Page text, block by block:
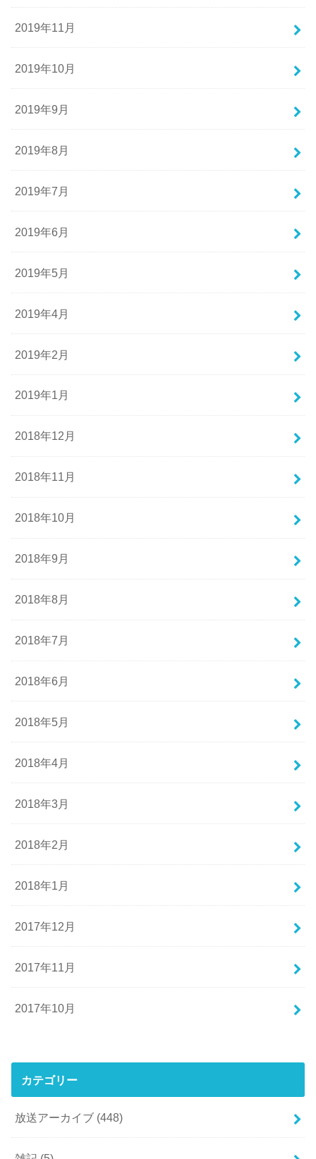
2019年11月
2019年10月
2019年9月
2019年8月
2019年7月
2019年6月
2019年5月
2019年4月
2019年2月
2019年1月
2018年12月
2018年11月
2018年10月
2018年9月
2018年8月
2018年7月
2018年6月
2018年5月
2018年4月
2018年3月
2018年2月
2018年1月
2017年12月
2017年11月
2017年10月
カテゴリー
放送アーカイブ (448)